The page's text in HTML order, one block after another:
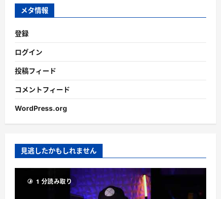
ブ
メタ情報
登録
ログイン
投稿フィード
コメントフィード
WordPress.org
見逃したかもしれません
1 分読み取り